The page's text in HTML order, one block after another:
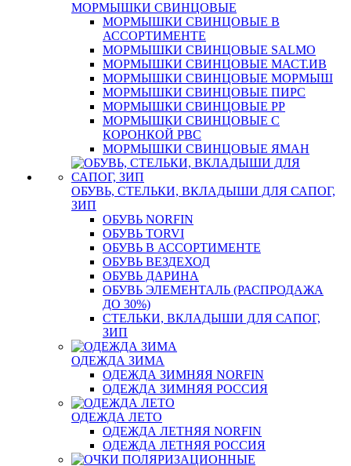
МОРМЫШКИ СВИНЦОВЫЕ
МОРМЫШКИ СВИНЦОВЫЕ В
АССОРТИМЕНТЕ
МОРМЫШКИ СВИНЦОВЫЕ SALMO
МОРМЫШКИ СВИНЦОВЫЕ МАСТ.ИВ
МОРМЫШКИ СВИНЦОВЫЕ МОРМЫШ
МОРМЫШКИ СВИНЦОВЫЕ ПИРС
МОРМЫШКИ СВИНЦОВЫЕ РР
МОРМЫШКИ СВИНЦОВЫЕ С
КОРОНКОЙ РВС
МОРМЫШКИ СВИНЦОВЫЕ ЯМАН
ОБУВЬ, СТЕЛЬКИ, ВКЛАДЫШИ ДЛЯ САПОГ,
ЗИП
ОБУВЬ NORFIN
ОБУВЬ TORVI
ОБУВЬ В АССОРТИМЕНТЕ
ОБУВЬ ВЕЗДЕХОД
ОБУВЬ ДАРИНА
ОБУВЬ ЭЛЕМЕНТАЛЬ (РАСПРОДАЖА
ДО 30%)
СТЕЛЬКИ, ВКЛАДЫШИ ДЛЯ САПОГ,
ЗИП
ОДЕЖДА ЗИМА
ОДЕЖДА ЗИМНЯЯ NORFIN
ОДЕЖДА ЗИМНЯЯ РОССИЯ
ОДЕЖДА ЛЕТО
ОДЕЖДА ЛЕТНЯЯ NORFIN
ОДЕЖДА ЛЕТНЯЯ РОССИЯ